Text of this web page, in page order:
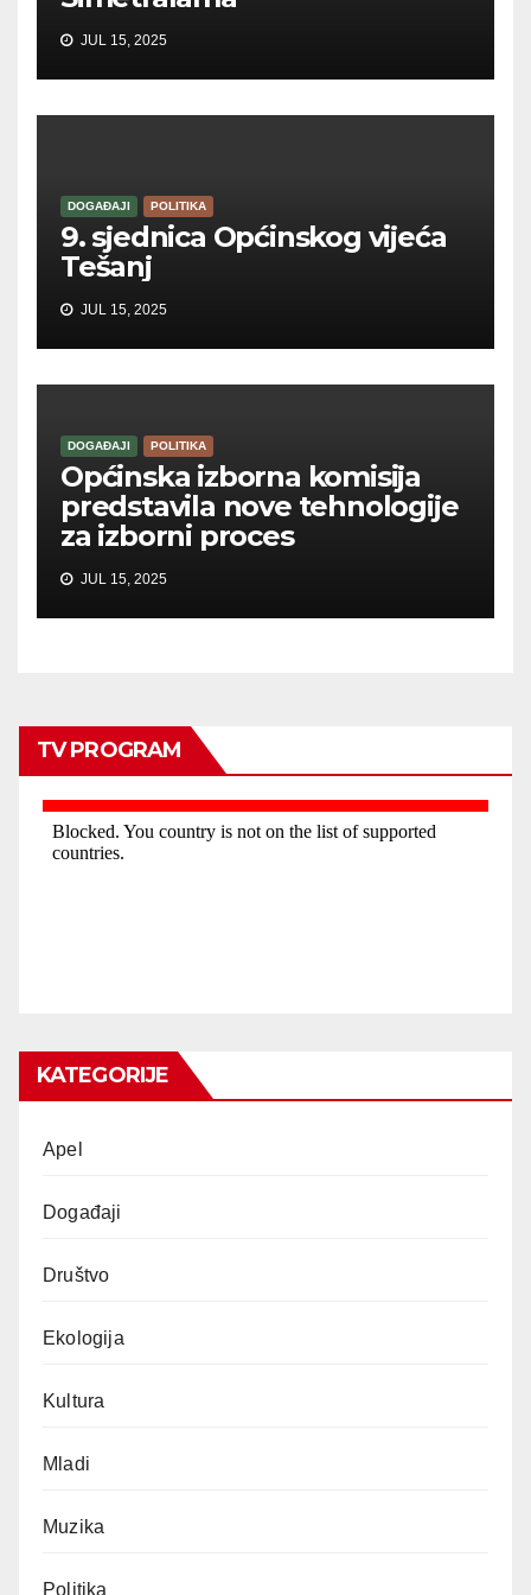
JUL 15, 2025
DOGAĐAJI POLITIKA
9. sjednica Općinskog vijeća
Tešanj
JUL 15, 2025
DOGAĐAJI POLITIKA
Općinska izborna komisija
predstavila nove tehnologije
za izborni proces
JUL 15, 2025
TV PROGRAM
KATEGORIJE
Apel
Događaji
Društvo
Ekologija
Kultura
Mladi
Muzika
Politika